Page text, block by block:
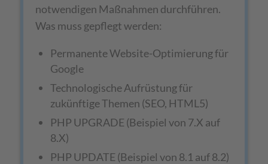
notwendigen Maßnahmen durchführen.
Was muss gepflegt werden:
Permanente Website-Optimierung für
Google
Technologische Aufrüstung für
zukünftige Themen (SEO, HTML5)
PHP UPGRADE (Beispiel von 7.X auf
8.X)
PHP UPDATE (Beispiel von 8.1 auf 8.2)